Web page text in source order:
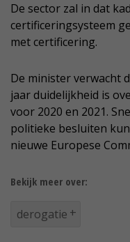
De sector zal in dat
certificeringsysteem
met certificering.
De minister verwacht
jaar duidelijkheid is
voor 2020 en 2021.
politieke besluiten
nieuwe Europese
Bekijk meer over:
derogatie